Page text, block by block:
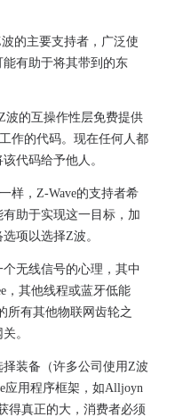
的主要支持者，广泛使
有助于将其带​​到的东
波的互操作性层免费提供
作的代码。现在任何人都
代码给予他人。
样，Z-Wave的支持者希
助于实现这一目标，加
项以选择Z波。
无线信号的心理，其中
，其他线程或蓝牙低能
所有其他物联网齿轮之
。
装备（许多公司使用Z波
应用程序框架，如Alljoyn
得真正的大，消费者必须